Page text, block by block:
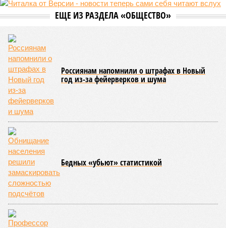
ждут нас со дня на день и чем грозят?
последствия очередного апокалипсиса, искусственно
вызванного группой биологов, называется «Конец всей
этой мерзости». В реальной жизни участия пытливых
исследователей в организации конца света может не
понадобиться: природа сама разберётся, как и где
уменьшить масштабы человеческой популяции.
(фото: en.wikipedia.org)
Да, наша любимая маленькая планета может быть
единственной, где в пределах Солнечной системы есть
полноценная жизнь, но Земля также регулярно пытается
эту жизнь уничтожить. Так уж вышло, что внутренние
процессы на планете включают в себя всевозможные
геологические, метеорологические и физические явления,
которые для человека довольно опасны. Или попросту
смертельны. И вот несколько тому примеров.